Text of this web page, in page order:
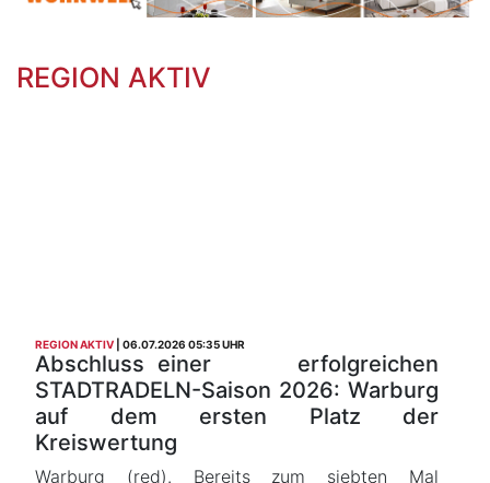
REGION AKTIV
REGION AKTIV 06.07.2026 05:35 UHR
Abschluss einer erfolgreichen
STADTRADELN-Saison 2026: Warburg
auf dem ersten Platz der
Kreiswertung
Warburg (red). Bereits zum siebten Mal